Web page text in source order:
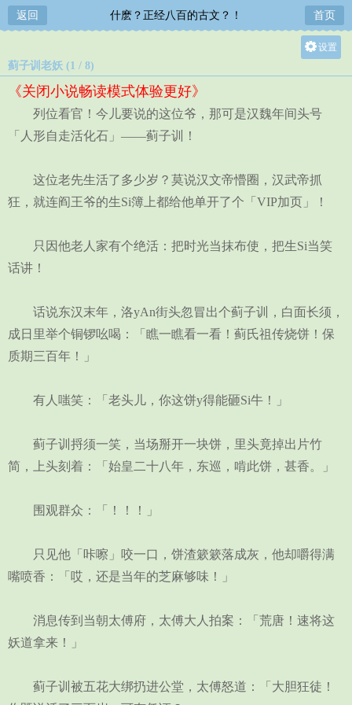
返回 什麽？正经八百的古文？！ 首页
设置
中
蓟子训老妖 (1 / 8)
《关闭小说畅读模式体验更好》
列位看官！今儿要说的这位爷，那可是汉魏年间头号
「人形自走活化石」——蓟子训！
这位老先生活了多少岁？莫说汉文帝懵圈，汉武帝抓
狂，就连阎王爷的生Si簿上都给他单开了个「VIP加页」！
只因他老人家有个绝活：把时光当抹布使，把生Si当笑
话讲！
话说东汉末年，洛yAn街头忽冒出个蓟子训，白面长须，
成日里举个铜锣吆喝：「瞧一瞧看一看！蓟氏祖传烧饼！保
质期三百年！」
有人嗤笑：「老头儿，你这饼y得能砸Si牛！」
蓟子训捋须一笑，当场掰开一块饼，里头竟掉出片竹
简，上头刻着：「始皇二十八年，东巡，啃此饼，甚香。」
围观群众：「！！！」
只见他「咔嚓」咬一口，饼渣簌簌落成灰，他却嚼得满
嘴喷香：「哎，还是当年的芝麻够味！」
消息传到当朝太傅府，太傅大人拍案：「荒唐！速将这
妖道拿来！」
蓟子训被五花大绑扔进公堂，太傅怒道：「大胆狂徒！